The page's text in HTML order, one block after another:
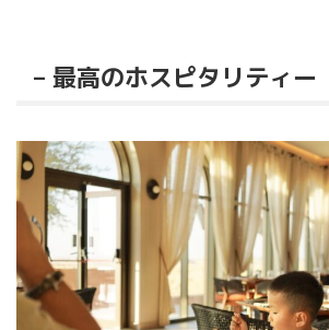
– 最高のホスピタリティー